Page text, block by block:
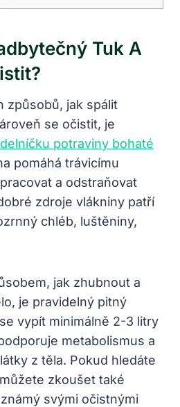
Tuk A
způsobů, jak spálit
se očistit, je
potraviny bohaté
pomáhá trávicímu
a odstraňovat
zdroje vlákniny patří
chléb, luštěniny,
jak zhubnout a
je pravidelný pitný
vypít minimálně 2-3 litry
metabolismus a
z těla. Pokud hledáte
zkoušet také
svými očistnými